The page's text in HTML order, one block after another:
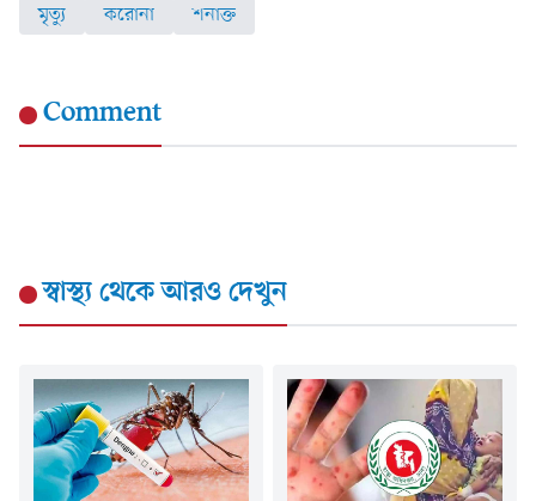
মৃত্যু করোনা শনাক্ত
Comment
স্বাস্থ্যথেকে আরও দেখুন